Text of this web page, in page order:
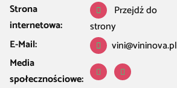
Strona
internetowa:
Przejdź do
strony
E-Mail:
vini@vininova.pl
Media
społecznościowe: